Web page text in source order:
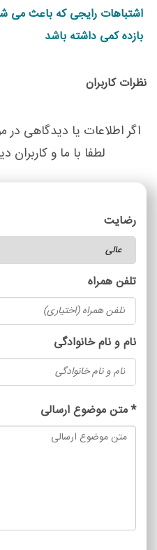
اشتباهات رایجی که باعث می
بازده کمی داشته باشد
نظرات کاربران
اگر اطلاعات یا دیدگاهی
لطفا با ما و کاربران
رضایت
تلفن همراه
نام و نام خانوادگی
*متن موضوع ارسالی